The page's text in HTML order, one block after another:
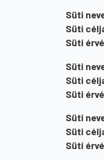
Süti
Süti
Süti
Süti
Süti
Süti
Süti
Süti
Süti